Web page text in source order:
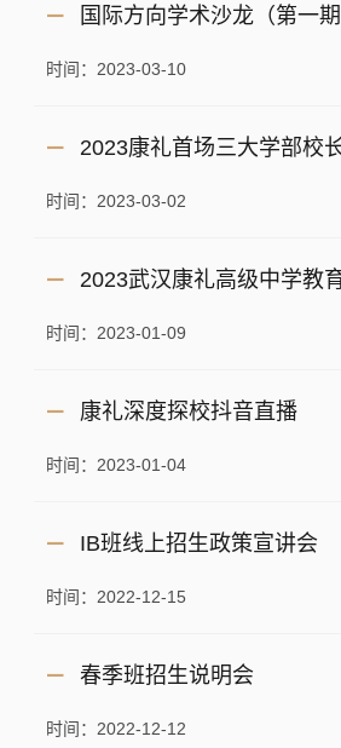
时间：2023-03-10
时间：2023-03-02
时间：2023-01-09
康礼深度探校抖音直播
时间：2023-01-04
IB班线上招生政策宣讲会
时间：2022-12-15
春季班招生说明会
时间：2022-12-12